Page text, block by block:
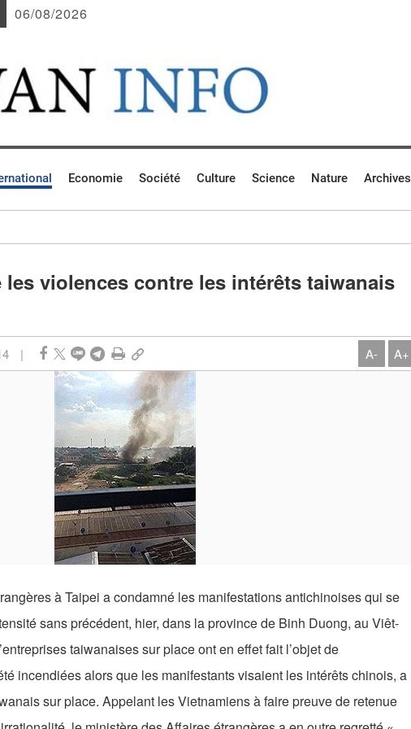
06/08/2026
Economie Société Culture Science Nature Archives
les violences contre les intérêts taiwanais
| A- A+
à Taipei a condamné les manifestations antichinoises qui se
sans précédent, hier, dans la province de Binh Duong, au Viêt-
taiwanaises sur place ont en effet fait l’objet de
incendiées alors que les manifestants visaient les intérêts chinois, a
sur place. Appelant les Vietnamiens à faire preuve de retenue